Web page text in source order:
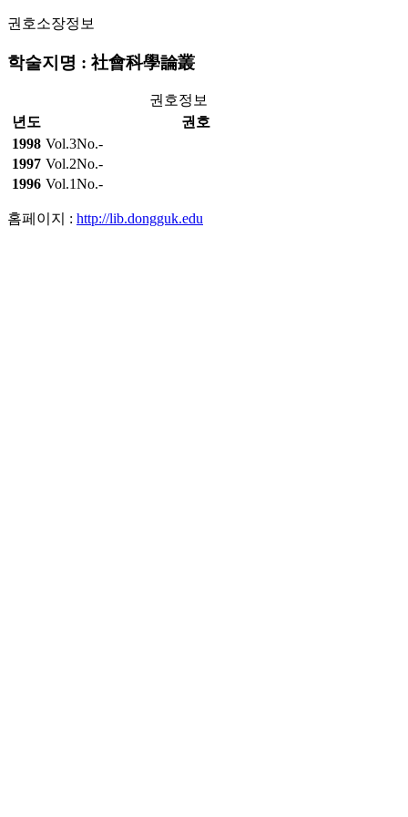
권호소장정보
학술지명 : 社會科學論叢
권호정보
년도
권호
1998 Vol.3No.-
1997 Vol.2No.-
1996 Vol.1No.-
홈페이지 : http://lib.dongguk.edu